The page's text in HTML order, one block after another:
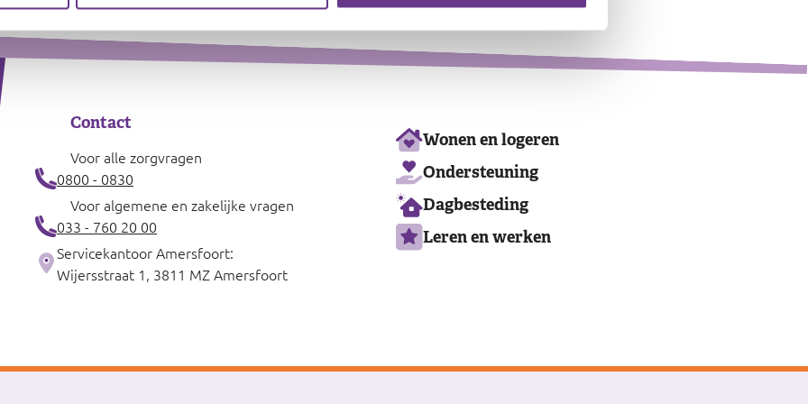
Contact
Voor alle zorgvragen
0800 - 0830
Voor algemene en zakelijke vragen
033 - 760 20 00
Servicekantoor Amersfoort:
Wijersstraat 1, 3811 MZ Amersfoort
Ons
aanbod
Wonen en logeren
Ondersteuning
Dagbesteding
Leren en werken